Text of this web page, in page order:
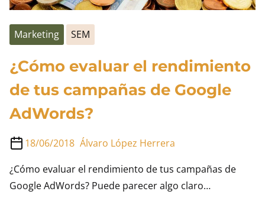
Marketing SEM
¿Cómo evaluar el rendimiento
de tus campañas de Google
AdWords?
18/06/2018 Álvaro López Herrera
¿Cómo evaluar el rendimiento de tus campañas de
Google AdWords? Puede parecer algo claro…